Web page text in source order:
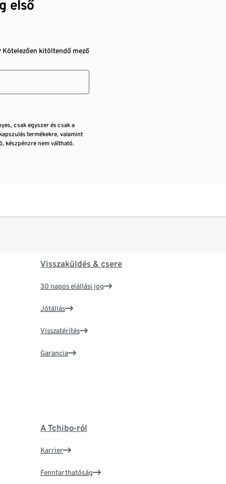
első
Kötelezően kitöltendő mező
csak egyszer és csak a
termékekre, valamint
készpénzre nem váltható.
Visszaküldés & csere
30 napos elállási jog
Jótállás
Visszatérítés
Garancia
A Tchibo-ról
Karrier
Fenntarthatóság